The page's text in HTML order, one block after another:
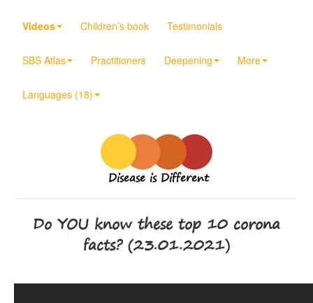
Videos Children’s book Testimonials
SBS Atlas Practitioners Deepening More
Languages (18)
Disease is Different
Do YOU know these top 10 corona
facts? (23.01.2021)